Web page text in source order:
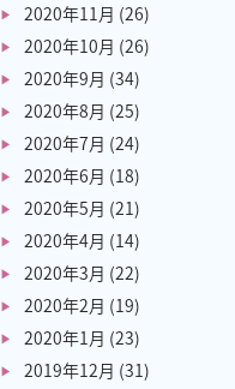
2020年11月 (26)
2020年10月 (26)
2020年9月 (34)
2020年8月 (25)
2020年7月 (24)
2020年6月 (18)
2020年5月 (21)
2020年4月 (14)
2020年3月 (22)
2020年2月 (19)
2020年1月 (23)
2019年12月 (31)